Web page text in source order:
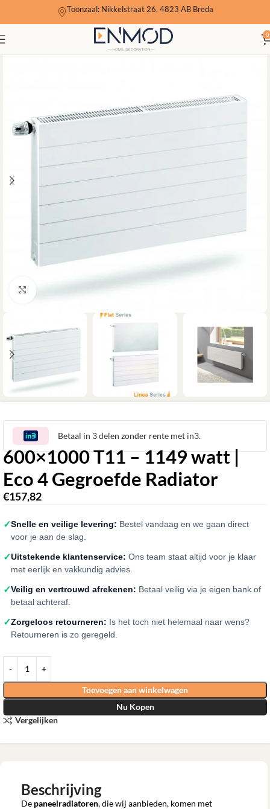
Toonzaal: Nikkelstraat 26, 4823 AB Breda
0
Klik om te vergroten
Betaal in 3 delen zonder rente met in3.
600×1000 T11 – 1149 watt |
Eco 4 Gegroefde Radiator
€157,82
✓Snelle en veilige levering: Bestel vandaag en we gaan direct
voor je aan de slag.
✓Uitstekende klantenservice: Ons team staat altijd voor je klaar
met eerlijk en vakkundig advies.
✓Veilig en vertrouwd afrekenen: Betaal veilig via je eigen bank of
betaal achteraf.
✓Zorgeloos retourneren: Is het toch niet helemaal naar wens?
Retourneren is zo geregeld.
Toevoegen aan winkelwagen
Nu Kopen
Vergelijken
Beschrijving
De paneelradiatoren, die wij aanbieden, komen met